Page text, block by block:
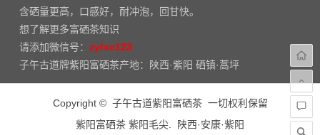
含硒量更高，口感好，耐冲泡，回甘快。
想了解更多富硒茶知识
请添加微信号：zyfxc123
子午古道牌紫阳富硒茶产地：陕西·紫阳 硒镇·蒿坪
Copyright © 子午古道紫阳富硒茶 一切权利保留
紫阳富硒茶 紫阳毛尖. 陕西·安康·紫阳